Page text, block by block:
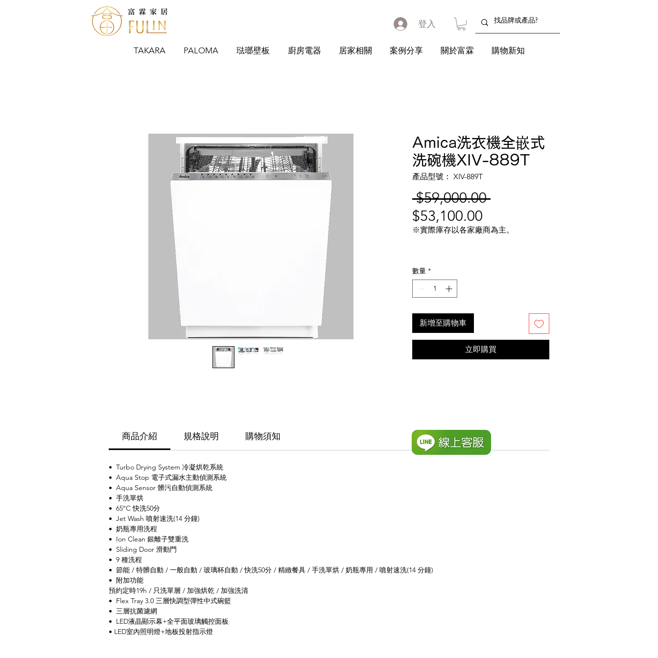
登入
TAKARA PALOMA 琺瑯壁板 廚房電器 居家相關 案例分享 關於富霖 購物新知
Amica洗衣機全嵌式
洗碗機XIV-889T
產品型號： XIV-889T
$59,000.00 一
價
$53,100.00
銷
※實際庫存以各家廠商為主。
數量 *
新增至購物車
立即購買
商品介紹 規格說明 購物須知
• Turbo Drying System 冷凝烘乾系統
• Aqua Stop 電子式漏水主動偵測系統
• Aqua Sensor 髒污自動偵測系統
• 手洗單烘
• 65°C 快洗50分
• Jet Wash 噴射速洗(14 分鐘)
• 奶瓶專用洗程
• Ion Clean 銀離子雙重洗
• Sliding Door 滑動門
• 9 種洗程
• 節能 / 特髒自動 / 一般自動 / 玻璃杯自動 / 快洗50分 / 精緻餐具 / 手洗單烘 / 奶瓶專用 / 噴射速洗(14 分鐘)
• 附加功能
預約定時19h / 只洗單層 / 加強烘乾 / 加強洗清
• Flex Tray 3.0 三層快調型彈性中式碗籃
• 三層抗菌濾網
• LED液晶顯示幕+全平面玻璃觸控面板
• LED室內照明燈+地板投射指示燈